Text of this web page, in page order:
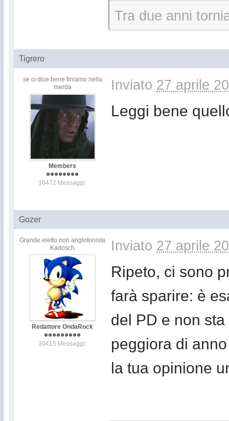
Tra due anni
Tigrero
se ci dice bene finiamo nella
merda
Members
10472 Messaggi:
Inviato 27 aprile
Leggi bene
Gozer
Grande eletto non anglofonista
Kadosch
Redattore OndaRock
30415 Messaggi:
Inviato 27 aprile
Ripeto, ci sono
farà sparire: è
del PD e non
peggiora di
la tua opinione